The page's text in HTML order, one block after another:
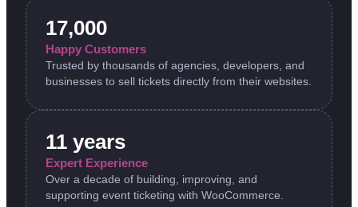
17,000
Happy Customers
Trusted by thousands of agencies, developers, and
businesses to sell tickets directly from their websites.
11 years
Expert Experience
Over a decade of building, improving, and
supporting event ticketing with WooCommerce.